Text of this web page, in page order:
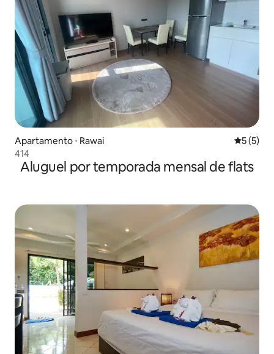
Apartamento ⋅ Rawai 5 de
5 (5)
414
Aluguel por temporada mensal de flats